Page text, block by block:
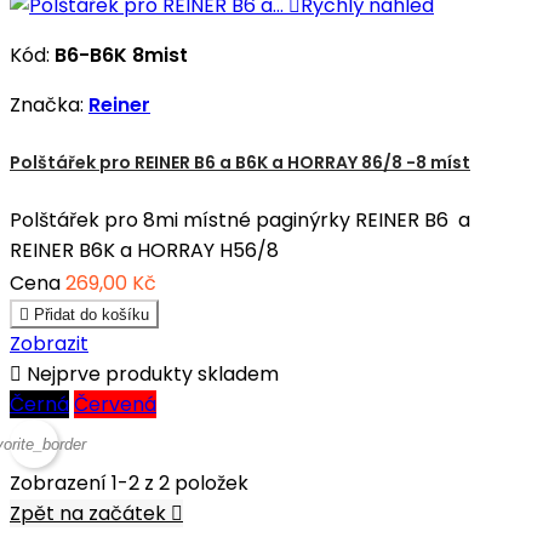
Rychlý náhled
Kód: B6-B6K 8mist
Značka: Reiner
Polštářek pro REINER B6 a B6K a HORRAY 86/8 -8 míst
Polštářek pro 8mi místné paginýrky REINER B6 a
REINER B6K a HORRAY H56/8
Cena269,00 Kč
 Přidat do košíku
Zobrazit
 Nejprve produkty skladem
ČernáČervená
Zobrazení 1-2 z 2 položek
Zpět na začátek 